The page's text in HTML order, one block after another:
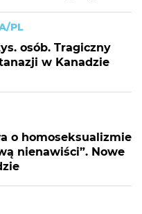
PL
osób. Tragiczny
w Kanadzie
o homoseksualizmie
nienawiści”. Nowe